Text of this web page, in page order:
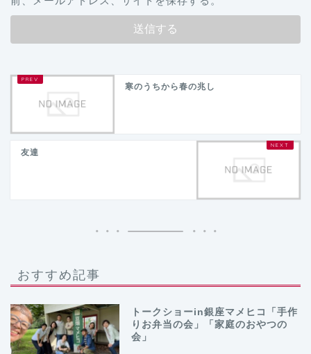
寒のうちから春の兆し
友達
おすすめ記事
トークショーin銀座マメヒコ「手作
りお弁当の会」「家庭のおやつの
会」